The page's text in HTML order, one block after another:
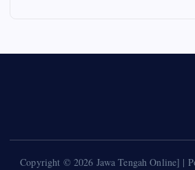
Copyright © 2026 Jawa Tengah Online] |